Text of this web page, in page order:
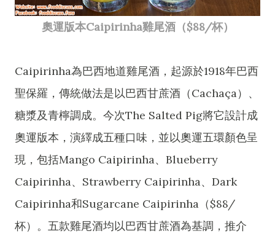
奧運版本Caipirinha雞尾酒（$88/杯）
Caipirinha為巴西地道雞尾酒，起源於1918年巴西
聖保羅，傳統做法是以巴西甘蔗酒（Cachaça）、
糖漿及青檸調成。今次The Salted Pig將它設計成
奧運版本，演繹成五種口味，並以奧運五環顏色呈
現，包括Mango Caipirinha、Blueberry
Caipirinha、Strawberry Caipirinha、Dark
Caipirinha和Sugarcane Caipirinha（$88/
杯）。五款雞尾酒均以巴西甘蔗酒為基調，推介